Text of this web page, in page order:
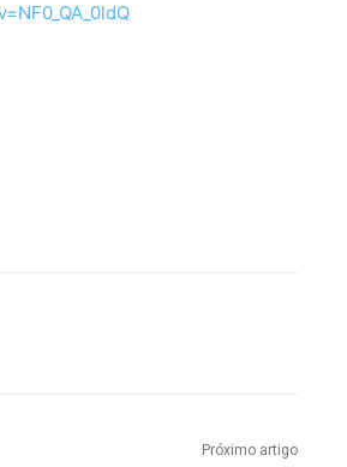
Próximo artigo